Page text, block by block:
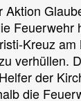
Aktion
Feuerwehr
Kreuz
verhüllen.
der
die